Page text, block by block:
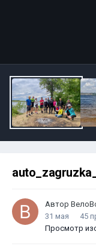
Автор
31 мая
45
Просмотр